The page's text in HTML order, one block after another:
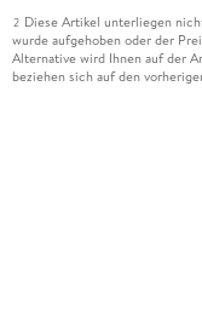
2 Diese Artikel unterliegen
wurde aufgehoben oder der
Alternative wird Ihnen auf der
beziehen sich auf den